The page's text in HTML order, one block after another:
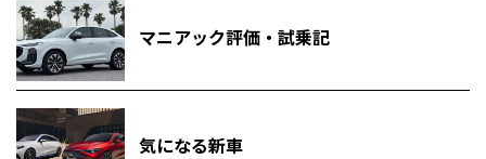
マニアック評価・試乗記
気になる新車